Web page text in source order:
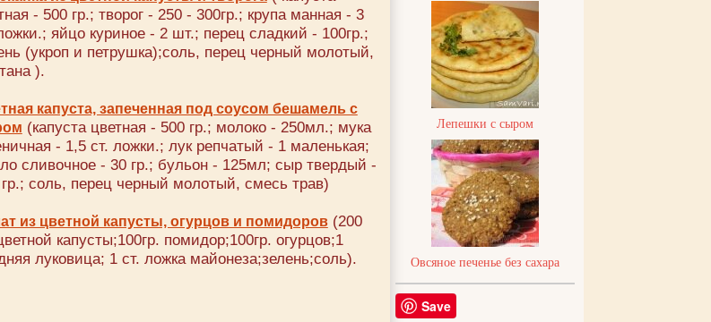
- 500 гр.; творог - 250 - 300гр.; крупа манная - 3
яйцо куриное - 2 шт.; перец сладкий - 100гр.;
(укроп и петрушка);соль, перец черный молотый,
).
капуста, запеченная под соусом бешамель с
(капуста цветная - 500 гр.; молоко - 250мл.; мука
- 1,5 ст. ложки.; лук репчатый - 1 маленькая;
сливочное - 30 гр.; бульон - 125мл; сыр твердый -
соль, перец черный молотый, смесь трав)
из цветной капусты, огурцов и помидоров(200
капусты;100гр. помидор;100гр. огурцов;1
луковица; 1 ст. ложка майонеза;зелень;соль).
Лепешки с сыром
Овсяное печенье без сахара
Save